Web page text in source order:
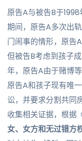
原告A与被告B于
期间，原告A多次出
门闹事的情形，原告
但被告B考虑到孩子
年，原告A由于赌博
原告A和孩子现有唯
讼，并要求分割共同
收集相关证据，根据
女、女方和无过错方